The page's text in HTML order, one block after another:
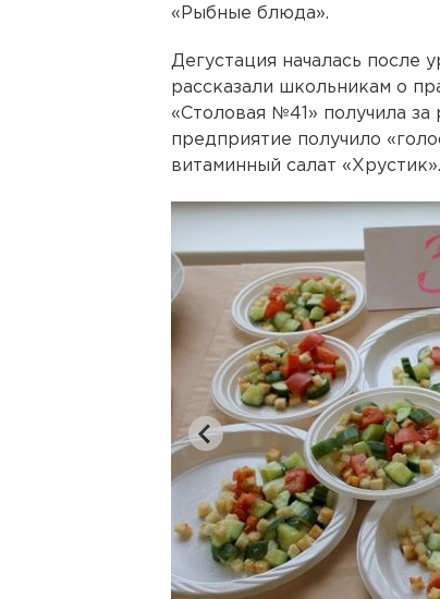
«Рыбные блюда».
Дегустация началась после
рассказали школьникам о
«Столовая №41» получила
предприятие получило
витаминный салат «Хрустик».